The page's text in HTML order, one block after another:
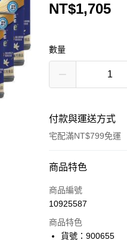
NT$1,705
數量
付款與運送方式
宅配滿NT$799免運
付款方式
icash Pay
LINE Pay
商品特色
商品編號
10925587
商品特色
貨號：900655